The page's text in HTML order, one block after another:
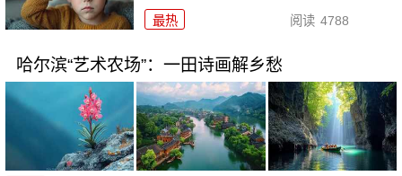
最热 阅读 4788
哈尔滨“艺术农场”：一田诗画解乡愁